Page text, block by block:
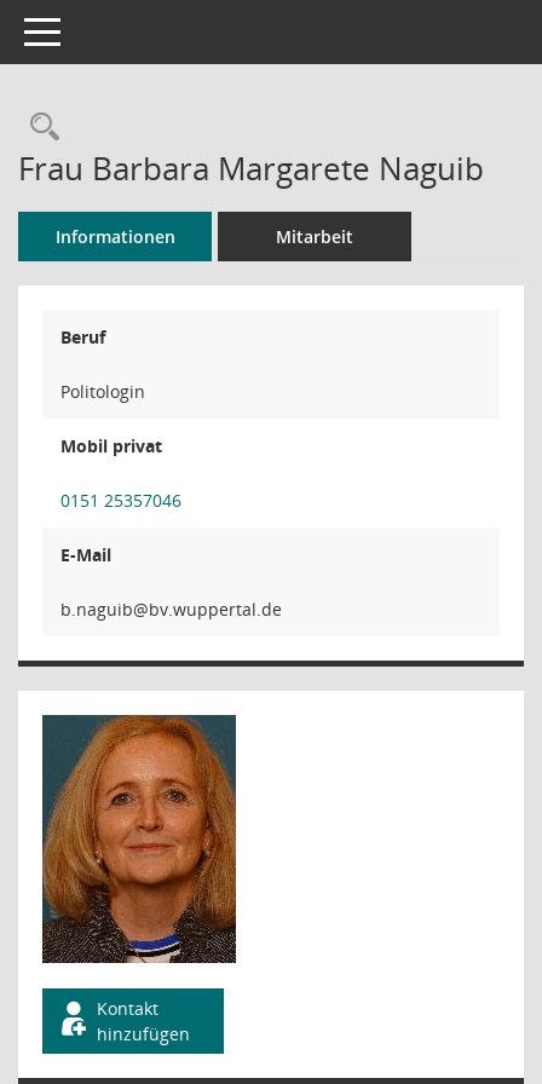
Toggle navigation
Rechercheauswahl
Frau Barbara Margarete Naguib
Informationen Mitarbeit
Beruf
Politologin
Mobil privat
0151 25357046
E-Mail
biug
Kontakt
hinzufügen